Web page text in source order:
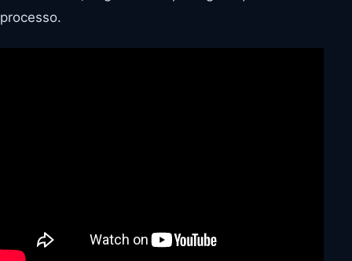
processo.